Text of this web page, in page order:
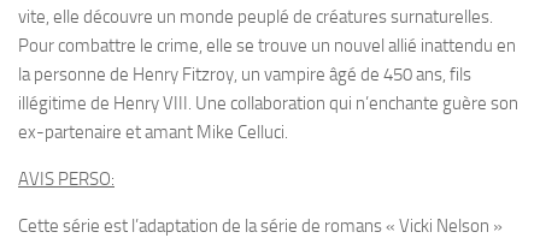
vite, elle découvre un monde peuplé de créatures surnaturelles.
Pour combattre le crime, elle se trouve un nouvel allié inattendu en
la personne de Henry Fitzroy, un vampire âgé de 450 ans, fils
illégitime de Henry VIII. Une collaboration qui n’enchante guère son
ex-partenaire et amant Mike Celluci.
AVIS PERSO:
Cette série est l’adaptation de la série de romans « Vicki Nelson »